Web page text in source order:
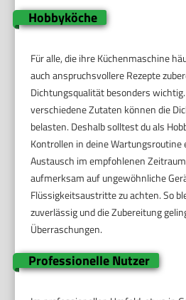
Hobbyköche
Für alle, die ihre Küchenmaschine
auch anspruchsvollere Rezepte
Dichtungsqualität besonders
verschiedene Zutaten können die
belasten. Deshalb solltest du als
Kontrollen in deine Wartungsroutine
Austausch im empfohlenen
aufmerksam auf ungewöhnliche
Flüssigkeitsaustritte zu achten. So
zuverlässig und die Zubereitung
Überraschungen.
Professionelle Nutzer